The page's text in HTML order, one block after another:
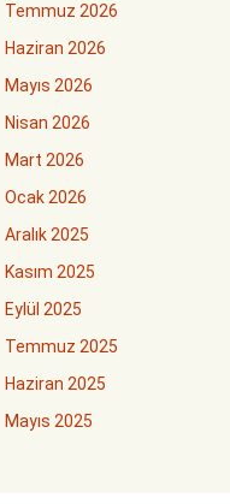
Temmuz 2026
Haziran 2026
Mayıs 2026
Nisan 2026
Mart 2026
Ocak 2026
Aralık 2025
Kasım 2025
Eylül 2025
Temmuz 2025
Haziran 2025
Mayıs 2025